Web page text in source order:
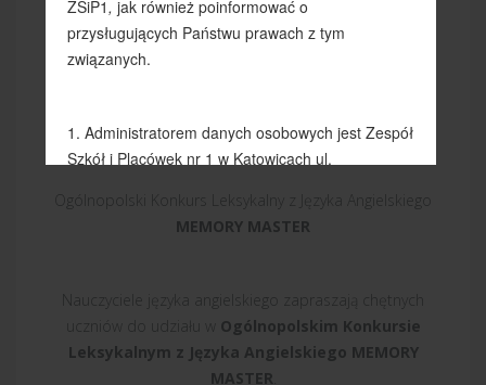
konkursie z języka
Angielskiego MEMORY
MASTER
CHILDREN: 1
Ogólnopolski Konkurs Leksykalny z Języka Angielskiego
MEMORY MASTER
Nauczyciele języka angielskiego zapraszają chętnych
uczniów do udziału w Ogólnopolskim Konkursie
Leksykalnym z Języka Angielskiego MEMORY
MASTER